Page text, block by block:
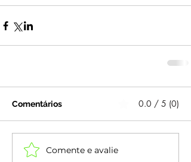
Comentários 0.0 / 5 (0)
Comente e avalie